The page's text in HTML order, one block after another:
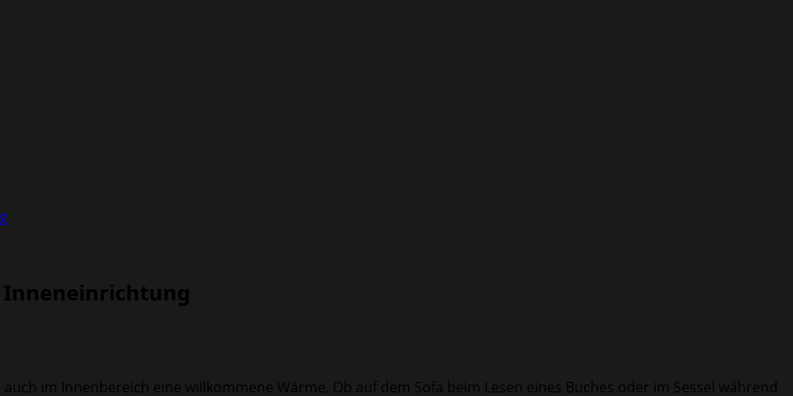
Inneneinrichtung
im Innenbereich eine willkommene Wärme. Ob auf dem Sofa beim Lesen eines Buches oder im Sessel während